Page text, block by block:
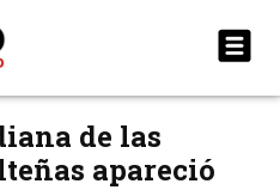
de las
apareció